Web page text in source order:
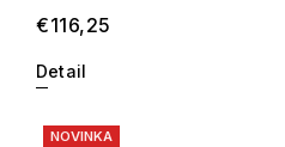
€116,25
Detail
NOVINKA